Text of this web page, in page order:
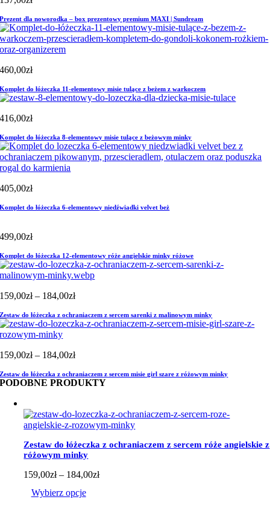
Prezent dla noworodka – box prezentowy premium MAXI | Sundream
460,00zł
Komplet do łóżeczka 11-elementowy misie tulące z beżem z warkoczem
416,00zł
Komplet do łóżeczka 8-elementowy misie tulące z beżowym minky
405,00zł
Komplet do łóżeczka 6-elementowy niedźwiadki velvet beż
499,00zł
Komplet do łóżeczka 12-elementowy róże angielskie minky różowe
159,00zł – 184,00złZakres
od
159,00zł
Zestaw do łóżeczka z ochraniaczem z sercem sarenki z malinowym minky
159,00zł – 184,00złZakres
od
159,00zł
184,00zł
Zestaw do łóżeczka z ochraniaczem z sercem misie girl szare z różowym minky
PODOBNE PRODUKTY
Zestaw do łóżeczka z ochraniaczem z sercem róże angielskie z
różowym minky
159,00zł – 184,00złZakres
Wybierz opcje